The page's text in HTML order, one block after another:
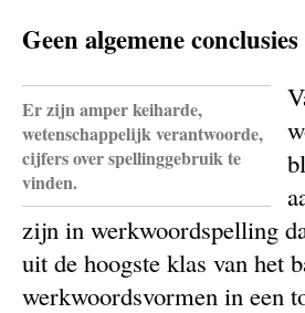
Geen algemene conclusies
Er zijn amper keiharde,
wetenschappelijk verantwoorde,
cijfers over spellinggebruik te
vinden.
zijn in werkwoordspelling
uit de hoogste klas van het
werkwoordsvormen in een